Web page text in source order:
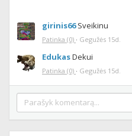
girinis66 Sveikinu
Patinka (0) · Gegužės 15d.
EdukasDekui
Patinka (0) · Gegužės 15d.